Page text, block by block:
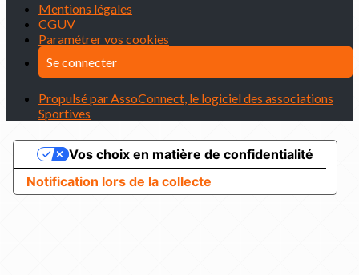
Mentions légales
CGUV
Paramétrer vos cookies
Se connecter
Propulsé par AssoConnect, le logiciel des associations
Sportives
Notification lors de la collecte
Vos choix en matière de confidentialité